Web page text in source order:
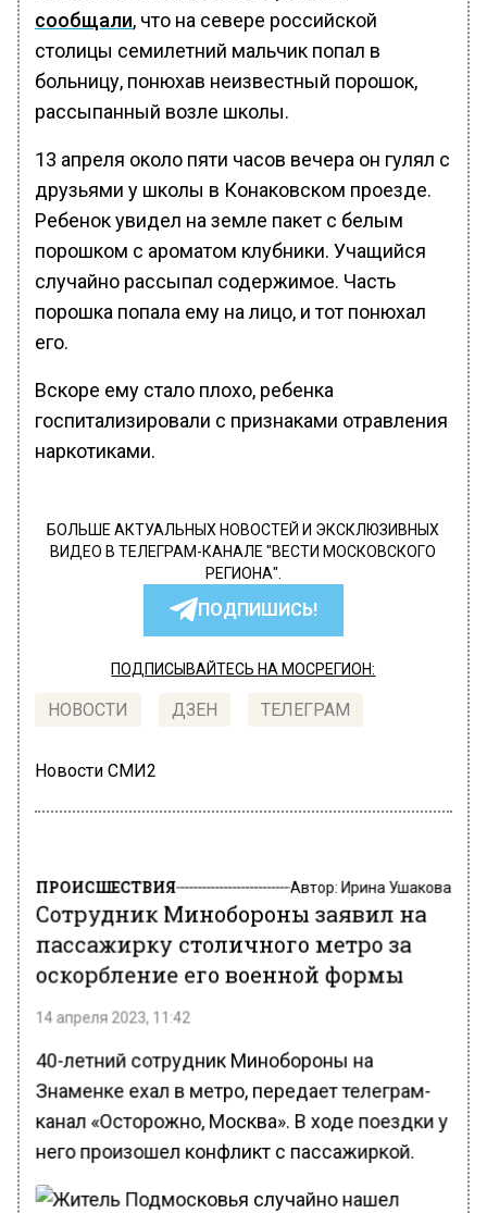
сообщали, что на севере российской
столицы семилетний мальчик попал в
больницу, понюхав неизвестный порошок,
рассыпанный возле школы.
13 апреля около пяти часов вечера он гулял с
друзьями у школы в Конаковском проезде.
Ребенок увидел на земле пакет с белым
порошком с ароматом клубники. Учащийся
случайно рассыпал содержимое. Часть
порошка попала ему на лицо, и тот понюхал
его.
Вскоре ему стало плохо, ребенка
госпитализировали с признаками отравления
наркотиками.
БОЛЬШЕ АКТУАЛЬНЫХ НОВОСТЕЙ И ЭКСКЛЮЗИВНЫХ
ВИДЕО В ТЕЛЕГРАМ-КАНАЛЕ "ВЕСТИ МОСКОВСКОГО
РЕГИОНА".
ПОДПИШИСЬ!
ПОДПИСЫВАЙТЕСЬ НА МОСРЕГИОН:
НОВОСТИ ДЗЕН ТЕЛЕГРАМ
Новости СМИ2
ПРОИСШЕСТВИЯ Автор: Ирина Ушакова
Сотрудник Минобороны заявил на
пассажирку столичного метро за
оскорбление его военной формы
14 апреля 2023, 11:42
40-летний сотрудник Минобороны на
Знаменке ехал в метро, передает телеграм-
канал «Осторожно, Москва». В ходе поездки у
него произошел конфликт с пассажиркой.